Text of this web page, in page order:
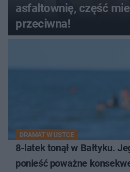
asfaltownię, część
przeciwna!
DRAMAT W USTCE
8-latek tonął w Bałtyku.
ponieść poważne